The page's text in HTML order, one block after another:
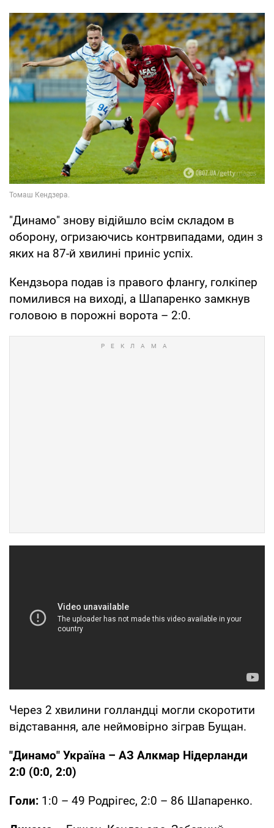
"Динамо" знову відійшло всім складом в
оборону, огризаючись контрвипадами, один з
яких на 87-й хвилині приніс успіх.
Кендзьора подав із правого флангу, голкіпер
помилився на виході, а Шапаренко замкнув
головою в порожні ворота – 2:0.
Через 2 хвилини голландці могли скоротити
відставання, але неймовірно зіграв Бущан.
"Динамо" Україна – АЗ Алкмар Нідерланди
2:0 (0:0, 2:0)
Голи: 1:0 – 49 Родрігес, 2:0 – 86 Шапаренко.